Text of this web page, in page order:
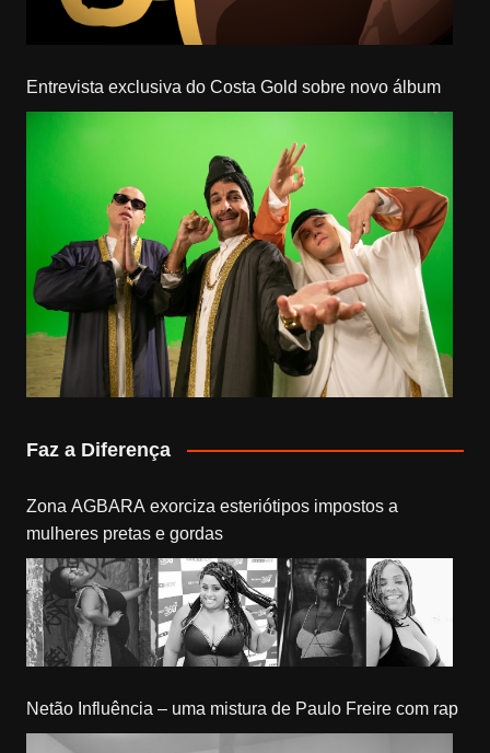
Entrevista exclusiva do Costa Gold sobre novo álbum
Faz a Diferença
Zona AGBARA exorciza esteriótipos impostos a
mulheres pretas e gordas
Netão Influência – uma mistura de Paulo Freire com rap